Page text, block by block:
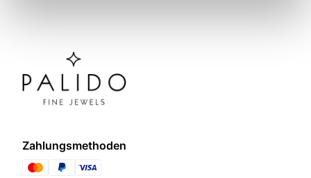
Zahlungsmethoden